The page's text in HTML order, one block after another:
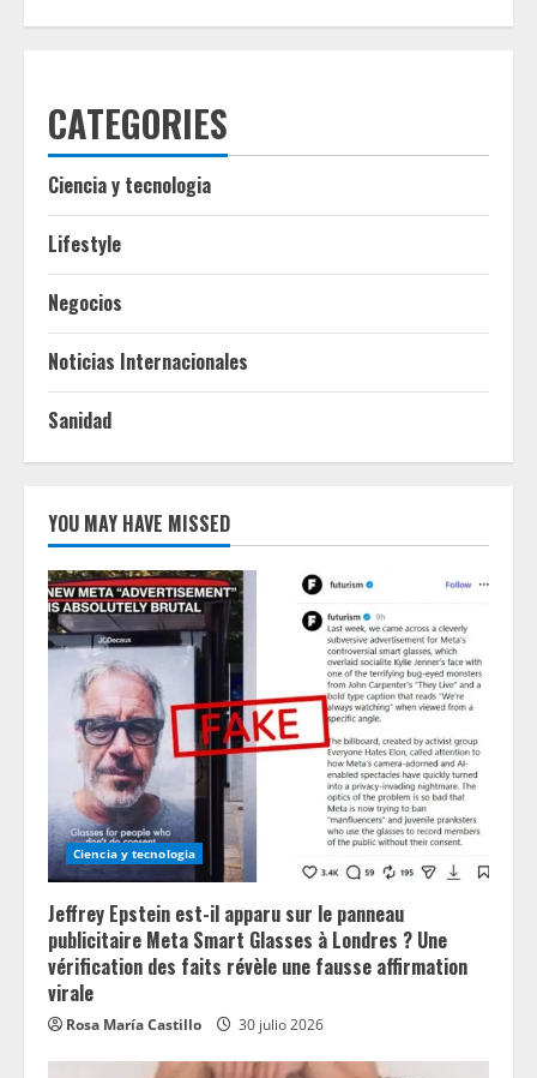
CATEGORIES
Ciencia y tecnologia
Lifestyle
Negocios
Noticias Internacionales
Sanidad
YOU MAY HAVE MISSED
Ciencia y tecnologia
Jeffrey Epstein est-il apparu sur le panneau
publicitaire Meta Smart Glasses à Londres ? Une
vérification des faits révèle une fausse affirmation
virale
Rosa María Castillo 30 julio 2026